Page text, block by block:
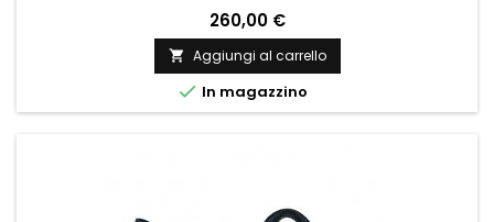
260,00 €
 Aggiungi al carrello
 In magazzino